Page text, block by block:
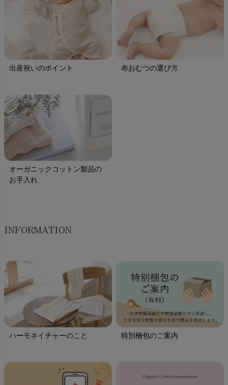
出産祝いのポイント 布おむつの選び方
オーガニックコットン製品の
お手入れ
INFORMATION
ハーモネイチャーのこと 特別梱包のご案内